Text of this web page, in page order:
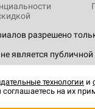
разрешено
является публичной
технологии и
на их